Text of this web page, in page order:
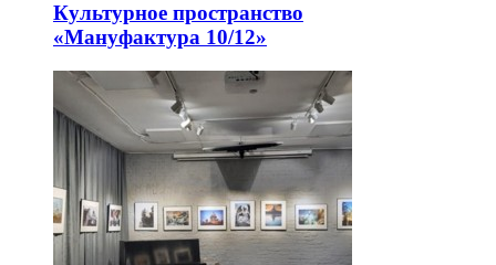
Культурное пространство
«Мануфактура 10/12»